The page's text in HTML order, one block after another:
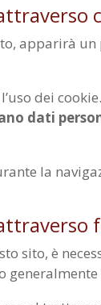
apparirà
dei
dati
la
sito, è